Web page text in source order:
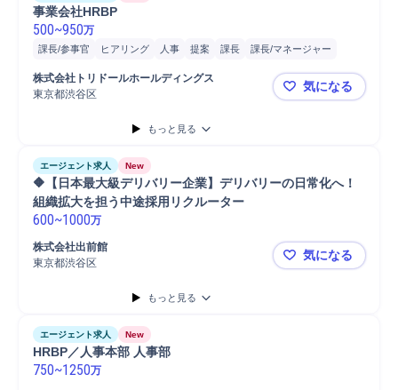
事業会社HRBP
500~950万
課長/参事官 ヒアリング 人事 提案 課長
課長/マネージャー
一般社員
プロジェクト
リーダー
株式会社トリドールホールディングス
東京都渋谷区
事業会社
気になる
もっと見る
エージェント求人 New
🔶【日本最大級デリバリー企業】デリバリーの日常化へ！
組織拡大を担う中途採用リクルーター
600~1000万
株式会社出前館
東京都渋谷区
🔶【日本最
気になる
もっと見る
エージェント求人 New
HRBP／人事本部 人事部
750~1250万